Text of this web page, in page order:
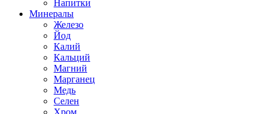
Напитки
Минералы
Железо
Йод
Калий
Кальций
Магний
Марганец
Медь
Селен
Хром